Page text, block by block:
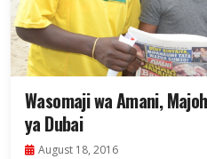
Wasomaji wa Amani,
ya Dubai
August 18, 2016